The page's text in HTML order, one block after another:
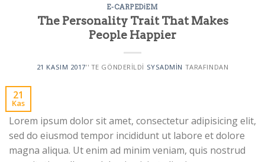
E-CARPEDIEM
The Personality Trait That Makes
People Happier
21 KASIM 2017’' TE GÖNDERILDI SYSADMIN TARAFINDAN
21
Kas
Lorem ipsum dolor sit amet, consectetur adipisicing elit,
sed do eiusmod tempor incididunt ut labore et dolore
magna aliqua. Ut enim ad minim veniam, quis nostrud